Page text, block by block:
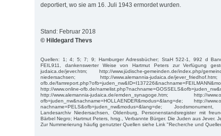
deportiert, wo sie am 16. Juli 1943 ermordet wurden.
Stand: Februar 2018
© Hildegard Thevs
Quellen: 1; 4; 5; 7; 9; Hamburger Adressbücher; StaH 522-1, 992 d
FEIL911, dankenswerter Weise von Hartmut Peters zur Verfügung
judaica.de/jever.htm; http://www.jüdische-gemeinden.de/index.php/
niedersachsen; http://www.alemannia-judaica.de/
ofb.de/
http://www.online-ofb.de/
http://www.alemannia-judaica.de/emden_synagoge.htm; http://
ofb=juden_nw&nachname=HOLLAENDER&modus=&lang=de; http://
nachname=PELS&ofb=juden_nw&modus=&lang=de;
Landesarchiv Niedersachsen, Oldenburg, Personenstandsregister mit
Bärbel Negro; Hartmut Peters, hrsg., Verbannte Bürger. Die Juden aus Jever.
Zur Nummerierung häufig genutzter Quellen siehe Link "Recherche und